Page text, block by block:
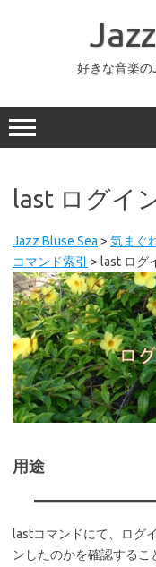
ッ
プ
好きな音楽
last ログイ
Jazz Bluse Sea > 気まぐ
コマンド索引
> last ログ
用途
lastコマンドにて、ログ
ンしたのかを確認するこ